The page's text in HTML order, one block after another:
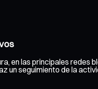
en las principales
un seguimiento de la